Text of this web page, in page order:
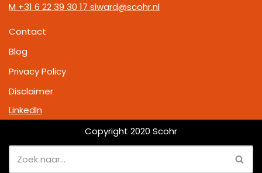
M +31 6 22 39 30 17 siward@scohr.nl
Contact
Blog
Privacy Policy
Disclaimer
LinkedIn
Copyright 2020 Scohr